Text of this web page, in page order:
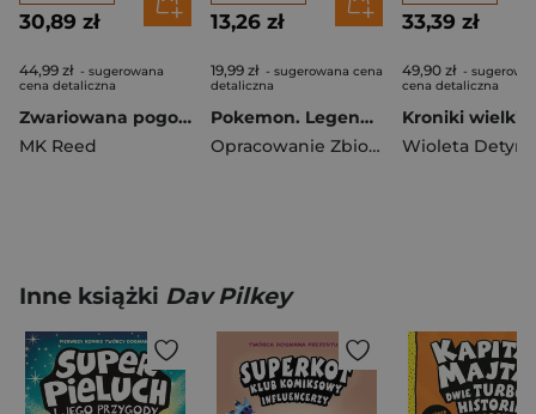
30,89 zł
44,99 zł - sugerowana
cena detaliczna
Zwariowana pogoda - burze, meteorologia i klimat
MK Reed
13,26 zł
19,99 zł - sugerowana cena
detaliczna
Pokemon. Legendarne i Mityczne Pokemony. Kolorowe przygody
Opracowanie Zbiorowe
33,39 zł
49,90 zł -
cena detaliczna
Inne książki Dav Pilkey